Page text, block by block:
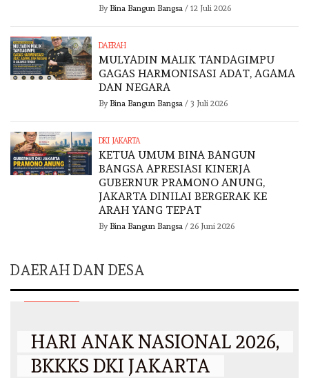
By Bina Bangun Bangsa/ 12 Juli 2026
DAERAH
MULYADIN MALIK TANDAGIMPU
GAGAS HARMONISASI ADAT, AGAMA
DAN NEGARA
By Bina Bangun Bangsa/ 3 Juli 2026
DKI JAKARTA
KETUA UMUM BINA BANGUN
BANGSA APRESIASI KINERJA
GUBERNUR PRAMONO ANUNG,
JAKARTA DINILAI BERGERAK KE
ARAH YANG TEPAT
By Bina Bangun Bangsa/ 26 Juni 2026
DAERAH DAN DESA
HARI ANAK NASIONAL 2026,
BKKKS DKI JAKARTA